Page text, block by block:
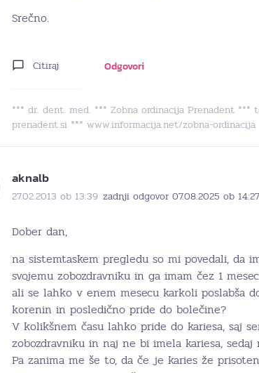
Srečno.
Citiraj Odgovori
*** dr. dent. med. *** Zobna ordinacija Prenadent ***
prenadent.si *** www.informacija.net/zobna-ordinacija
aknalb
27.02.2013 ob 13:39 zadnji odgovor 07.08.2025 ob 14:27
Dober dan,
na sistemtaskem pregledu so mi povedali, da
svojemu zobozdravniku in ga imam čez 1
ali se lahko v enem mesecu karkoli poslabša
korenin in posledično pride do bolečine?
V kolikšnem času lahko pride do kariesa, saj
zobozdravniku in naj ne bi imela kariesa,
Pa zanima me še to, da če je karies že